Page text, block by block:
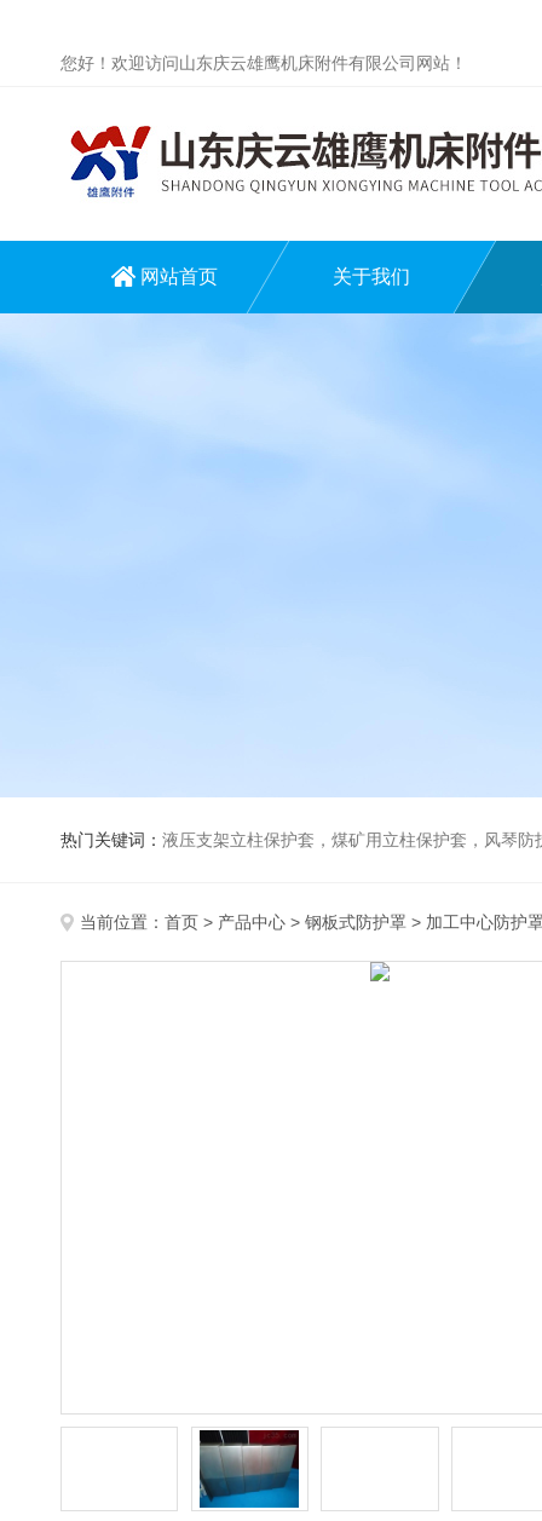
您好！欢迎访问山东庆云雄鹰机床附件有限公司网站！
网站首页 关于我们
热门关键词： 液压支架立柱保护套，煤矿用立柱保护套，风琴
当前位置： 首页 > 产品中心 > 钢板式防护罩 > 加工中心防护